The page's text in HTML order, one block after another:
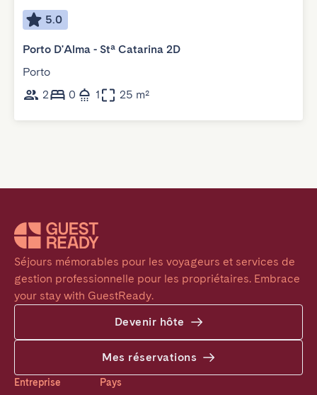
5.0
Porto D'Alma - Stª Catarina 2D
Porto
2
0 1 25 m²
Séjours mémorables pour les voyageurs et services de
gestion professionnelle pour les propriétaires. Embrace
your stay with GuestReady.
Devenir hôte
Mes réservations
Entreprise Pays